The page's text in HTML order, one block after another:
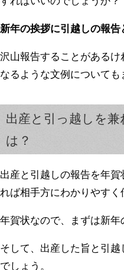
新年の挨拶に引越しの報告
沢山報告することがある
なるような文例についても
出産と引っ越しを
は？
出産と引越しの報告を年
れば相手方にわかりやすく
年賀状なので、まずは新年
そして、出産した旨と引
でしょう。